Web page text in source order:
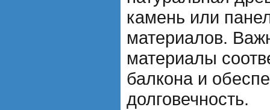
камень или
материалов.
материалы
балкона и
долговечность.